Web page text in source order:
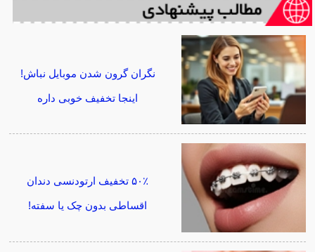
نگران گرون شدن موبایل نباش!
اینجا تخفیف خوبی داره
۵۰٪ تخفیف ارتودنسی دندان
اقساطی بدون چک یا سفته!